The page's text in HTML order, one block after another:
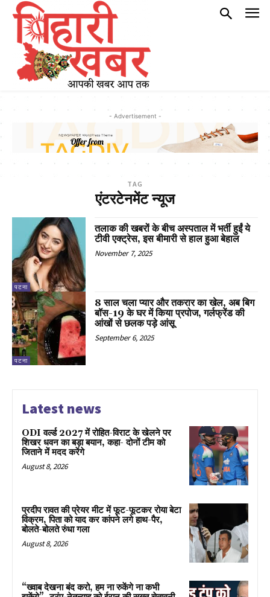
- Advertisement -
TAG
एंटरटेनमेंट न्यूज
पटना
तलाक की खबरों के बीच अस्पताल में भर्ती हुईं ये
टीवी एक्ट्रेस, इस बीमारी से हाल हुआ बेहाल
November 7, 2025
पटना
8 साल चला प्यार और तकरार का खेल, अब बिग
बॉस-19 के घर में किया प्रपोज, गर्लफ्रेंड की
आंखों से छलक पड़े आंसू
September 6, 2025
Latest news
ODI वर्ल्ड 2027 में रोहित-विराट के खेलने पर
शिखर धवन का बड़ा बयान, कहा- दोनों टीम को
जिताने में मदद करेंगे
August 8, 2026
प्रदीप रावत की प्रेयर मीट में फूट-फूटकर रोया बेटा
विक्रम, पिता को याद कर कांपने लगे हाथ-पैर,
बोलते-बोलते रुंधा गला
August 8, 2026
“ख्वाब देखना बंद करो, हम ना रुकेंगे ना कभी